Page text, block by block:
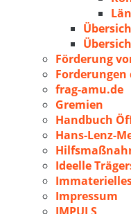
Förderung
Forderungen
frag-amu.de
Gremien
Handbuch
Hans-Lenz-
Ideelle
Impressum